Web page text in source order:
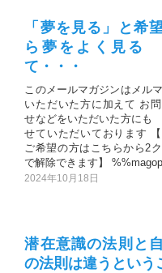
「夢を見る」と希
ら夢をよく見る
て・・・
このメールマガジンはメル
いただいた方に加えて お
せなどをいただいた方にも
せていただいております
ご希望の方はこちらから2
で解除できます】
2024年10月18日
潜在意識の法則と
の法則は違うという